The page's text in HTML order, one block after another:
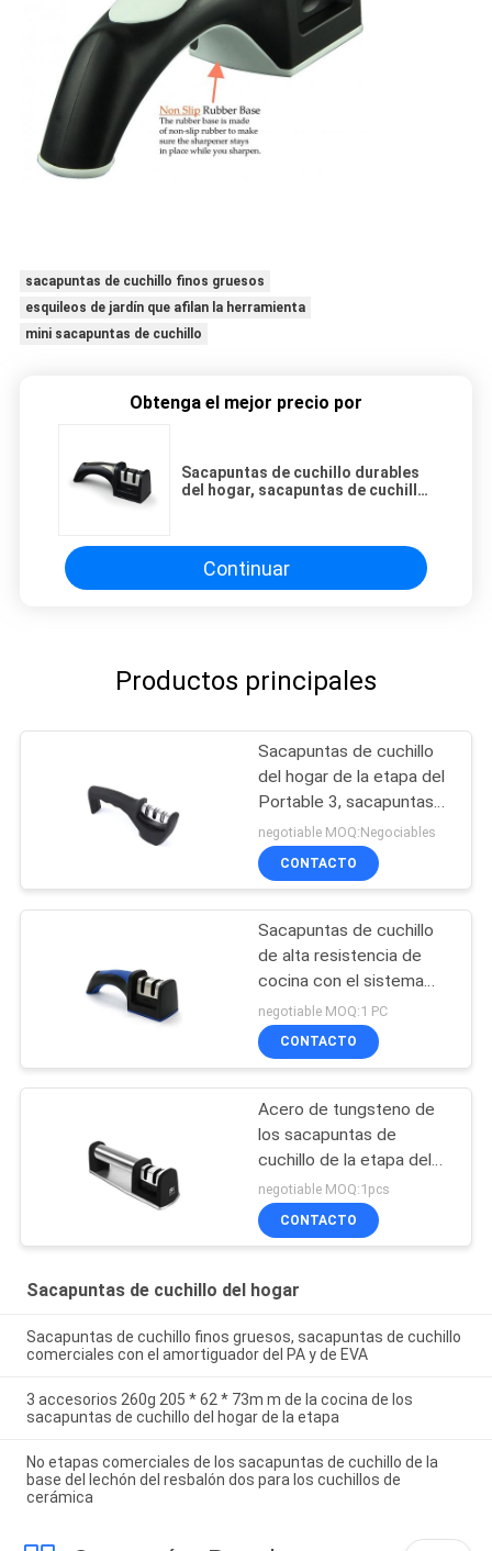
sacapuntas de cuchillo finos gruesos
esquileos de jardín que afilan la herramienta
mini sacapuntas de cuchillo
Obtenga el mejor precio por
Sacapuntas de cuchillo durables
del hogar, sacapuntas de cuchillo
Continuar
Productos principales
Sacapuntas de cuchillo
del hogar de la etapa del
Portable 3, sacapuntas
del carburo de tungsteno
del PDA
negotiable MOQ:Negociables
CONTACTO
Sacapuntas de cuchillo
de alta resistencia de
cocina con el sistema
doble superior ajustable
negotiable MOQ:1 PC
CONTACTO
Acero de tungsteno de
los sacapuntas de
cuchillo de la etapa del
manual 2 y Cermaic que
afilan Roces
negotiable MOQ:1pcs
CONTACTO
Sacapuntas de cuchillo del hogar
Sacapuntas de cuchillo finos gruesos, sacapuntas de cuchillo
comerciales con el amortiguador del PA y de EVA
3 accesorios 260g 205 * 62 * 73m m de la cocina de los
sacapuntas de cuchillo del hogar de la etapa
No etapas comerciales de los sacapuntas de cuchillo de la
base del lechón del resbalón dos para los cuchillos de
cerámica